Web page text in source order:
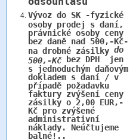
Vývoz do SK -fyzické
osoby prodej s daní,
právnické osoby ceny
bez daně nad 500,-Kč-
na drobné zásilky do
500,-Kčbez DPH jen
s jednoduchým daňovým
dokladem s daní / v
případě požadavku
faktury zvýšení ceny
zásilky o 2,00 EUR,-
Kč pro zvýšené
administrativní
náklady. Neúčtujeme
balné!..